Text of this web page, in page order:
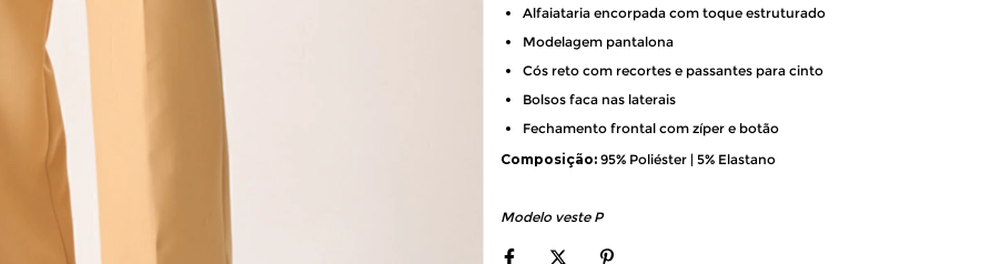
Alfaiataria encorpada com toque estruturado
Modelagem pantalona
Cós reto com recortes e passantes para cinto
Bolsos faca nas laterais
Fechamento frontal com zíper e botão
Composição: 95% Poliéster | 5% Elastano
Modelo veste P